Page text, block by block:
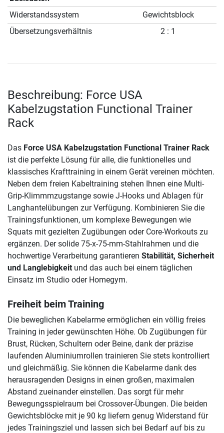
Widerstandssystem
Gewichtsblock
Übersetzungsverhältnis
2 : 1
Beschreibung: Force USA
Kabelzugstation Functional Trainer
Rack
Das Force USA Kabelzugstation Functional Trainer Rack
ist die perfekte Lösung für alle, die funktionelles und
klassisches Krafttraining in einem Gerät vereinen möchten.
Neben dem freien Kabeltraining stehen Ihnen eine Multi-
Grip-Klimmmzugstange sowie J-Hooks und Ablagen für
Langhantelübungen zur Verfügung. Kombinieren Sie die
Trainingsfunktionen, um komplexe Bewegungen wie
Squats mit gezielten Zugübungen oder Core-Workouts zu
ergänzen. Der solide 75-x-75-mm-Stahlrahmen und die
hochwertige Verarbeitung garantieren Stabilität, Sicherheit
und Langlebigkeit und das auch bei einem täglichen
Einsatz im Studio oder Homegym.
Freiheit beim Training
Die beweglichen Kabelarme ermöglichen ein völlig freies
Training in jeder gewünschten Höhe. Ob Zugübungen für
Brust, Rücken, Schultern oder Beine, dank der präzise
laufenden Aluminiumrollen trainieren Sie stets kontrolliert
und gleichmäßig. Sie können die Kabelarme dank des
herausragenden Designs in einen großen, maximalen
Abstand zueinander einstellen. Das sorgt für mehr
Bewegungsspielraum bei Crossover-Übungen. Die beiden
Gewichtsblöcke mit je 90 kg liefern genug Widerstand für
jedes Trainingsziel und lassen sich bei Bedarf auf bis zu